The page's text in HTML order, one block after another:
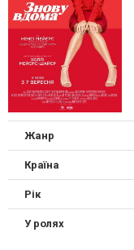
Жанр
Країна
Рік
У ролях